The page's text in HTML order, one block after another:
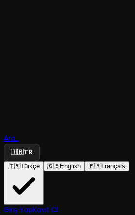
Ara...
🇹🇷TR
🇹🇷Türkçe 🇬🇧English 🇫🇷Français
Giriş YapKayıt Ol
Frozen
SONA ERDI